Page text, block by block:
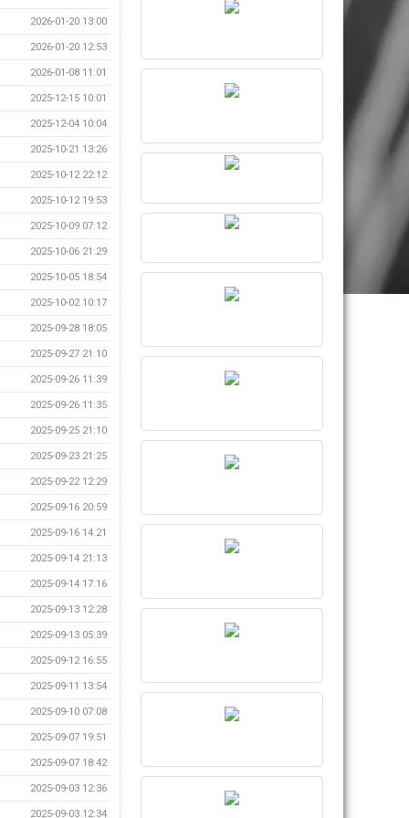
2026-01-20 13:00
2026-01-20 12:53
2026-01-08 11:01
2025-12-15 10:01
2025-12-04 10:04
2025-10-21 13:26
2025-10-12 22:12
2025-10-12 19:53
2025-10-09 07:12
2025-10-06 21:29
2025-10-05 18:54
2025-10-02 10:17
2025-09-28 18:05
2025-09-27 21:10
2025-09-26 11:39
2025-09-26 11:35
2025-09-25 21:10
2025-09-23 21:25
2025-09-22 12:29
2025-09-16 20:59
2025-09-16 14:21
2025-09-14 21:13
2025-09-14 17:16
2025-09-13 12:28
2025-09-13 05:39
2025-09-12 16:55
2025-09-11 13:54
2025-09-10 07:08
2025-09-07 19:51
2025-09-07 18:42
2025-09-03 12:36
2025-09-03 12:34